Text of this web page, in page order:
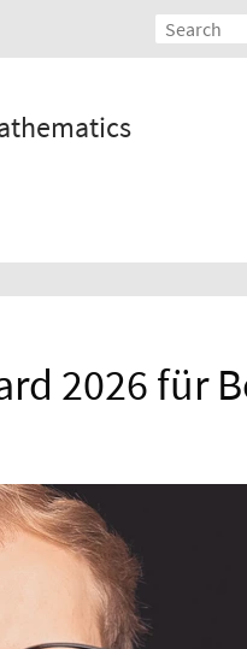
2026 für